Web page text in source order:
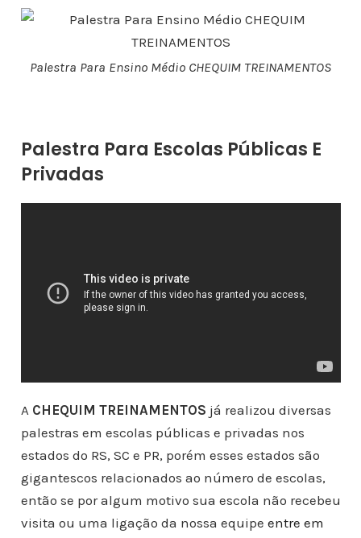
Palestra Para Ensino Médio CHEQUIM TREINAMENTOS
Palestra Para Escolas Públicas E
Privadas
A CHEQUIM TREINAMENTOS já realizou diversas
palestras em escolas públicas e privadas nos
estados do RS, SC e PR, porém esses estados são
gigantescos relacionados ao número de escolas,
então se por algum motivo sua escola não recebeu
visita ou uma ligação da nossa equipe entre em